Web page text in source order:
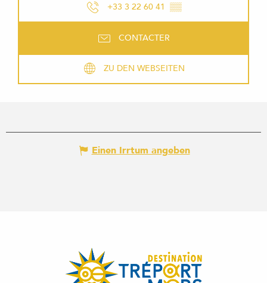
+33 3 22 60 41 ▒▒
CONTACTER
ZU DEN WEBSEITEN
Einen Irrtum angeben